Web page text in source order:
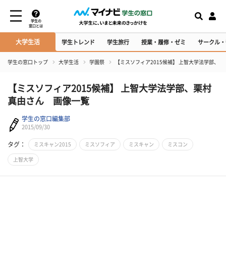
学生の
窓口とは
大学生活 学生トレンド 学生旅行 授業・履修・ゼミ サークル
学生の窓口トップ 大学生活 学園祭 【ミスソフィア2015候補】 上智大学法学部、
【ミスソフィア2015候補】 上智大学法学部、栗村
真由さん 画像一覧
学生の窓口編集部
2015/09/30
タグ： ミスキャン2015 ミスソフィア ミスキャン ミスコン
上智大学